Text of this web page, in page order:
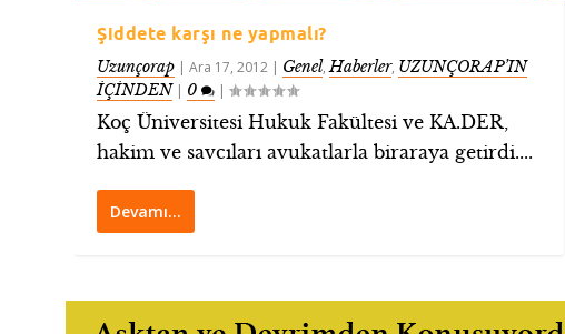
Şiddete karşı ne yapmalı?
Uzunçorap |Ara 17, 2012 | Genel,Haberler, UZUNÇORAP’IN
İÇİNDEN| 0 |
Koç Üniversitesi Hukuk Fakültesi ve KA.DER,
hakim ve savcıları avukatlarla biraraya getirdi....
Devamı…